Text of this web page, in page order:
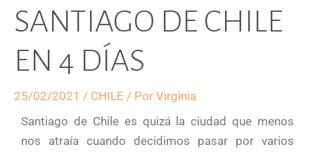
SANTIAGO DE CHILE
EN 4 DÍAS
25/02/2021 / CHILE / Por Virginia
Santiago de Chile es quizá la ciudad que menos
nos atraía cuando decidimos pasar por varios